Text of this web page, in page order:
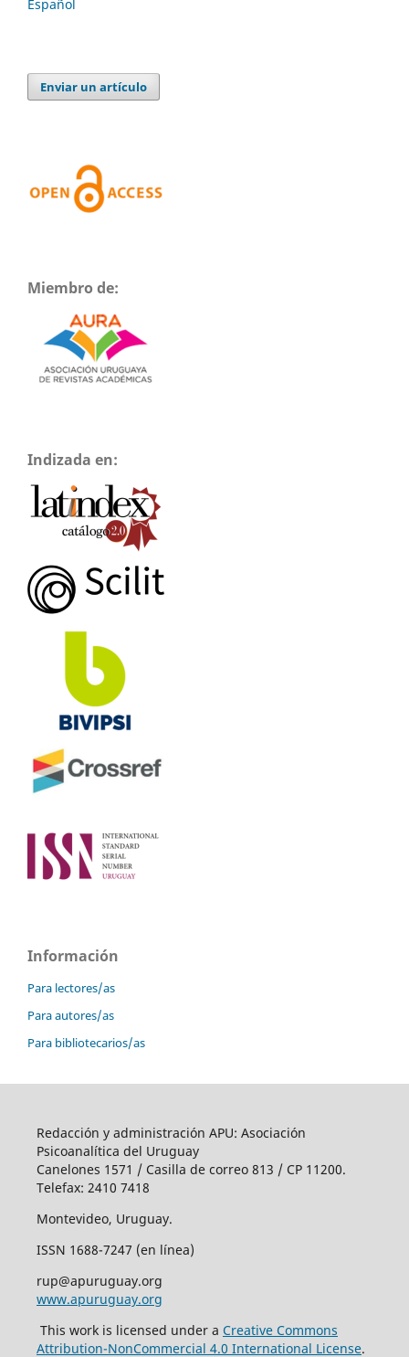
Español
Enviar un artículo
Miembro de:
Indizada en:
Información
Para lectores/as
Para autores/as
Para bibliotecarios/as
Redacción y administración APU: Asociación
Psicoanalítica del Uruguay
Canelones 1571 / Casilla de correo 813 / CP 11200.
Telefax: 2410 7418
Montevideo, Uruguay.
ISSN 1688-7247 (en línea)
rup@apuruguay.org
www.apuruguay.org
This work is licensed under a Creative Commons
Attribution-NonCommercial 4.0 International License.